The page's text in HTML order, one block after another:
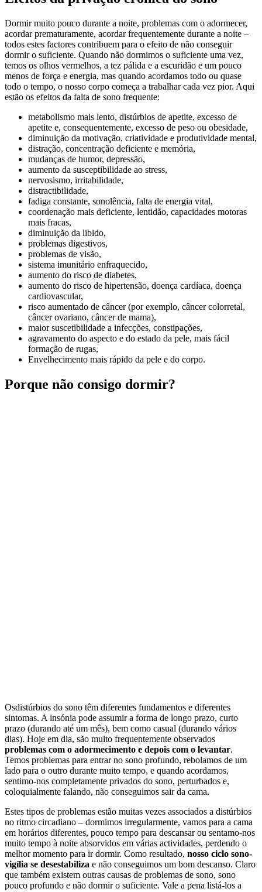
Dormir muito pouco durante a noite, problemas com o adormecer,
acordar prematuramente, acordar frequentemente durante a noite –
todos estes factores contribuem para o efeito de não conseguir
dormir o suficiente. Quando não dormimos o suficiente uma vez,
temos os olhos vermelhos, a tez pálida e a escuridão e um pouco
menos de força e energia, mas quando acordamos todo ou quase
todo o tempo, o nosso corpo começa a trabalhar cada vez pior. Aqui
estão os efeitos da falta de sono frequente:
metabolismo mais lento, distúrbios de apetite, excesso de
apetite e, consequentemente, excesso de peso ou obesidade,
diminuição da motivação, criatividade e produtividade mental,
distração, concentração deficiente e memória,
mudanças de humor, depressão,
aumento da susceptibilidade ao stress,
nervosismo, irritabilidade,
distractibilidade,
fadiga constante, sonolência, falta de energia vital,
coordenação mais deficiente, lentidão, capacidades motoras
mais fracas,
diminuição da libido,
problemas digestivos,
problemas de visão,
sistema imunitário enfraquecido,
aumento do risco de diabetes,
aumento do risco de hipertensão, doença cardíaca, doença
cardiovascular,
risco aumentado de câncer (por exemplo, câncer colorretal,
câncer ovariano, câncer de mama),
maior suscetibilidade a infecções, constipações,
agravamento do aspecto e do estado da pele, mais fácil
formação de rugas,
Envelhecimento mais rápido da pele e do corpo.
Porque não consigo dormir?
Osdistúrbios do sono têm diferentes fundamentos e diferentes
sintomas. A insónia pode assumir a forma de longo prazo, curto
prazo (durando até um mês), bem como casual (durando vários
dias). Hoje em dia, são muito frequentemente observados
problemas com o adormecimento e depois com o levantar.
Temos problemas para entrar no sono profundo, rebolamos de um
lado para o outro durante muito tempo, e quando acordamos,
sentimo-nos completamente privados do sono, perturbados e,
coloquialmente falando, não conseguimos sair da cama.
Estes tipos de problemas estão muitas vezes associados a distúrbios
no ritmo circadiano – dormimos irregularmente, vamos para a cama
em horários diferentes, pouco tempo para descansar ou sentamo-nos
muito tempo à noite absorvidos em várias actividades, perdendo o
melhor momento para ir dormir. Como resultado, nosso ciclo sono-
vigília se desestabiliza e não conseguimos um bom descanso. Claro
que também existem outras causas de problemas de sono, sono
pouco profundo e não dormir o suficiente. Vale a pena listá-los a